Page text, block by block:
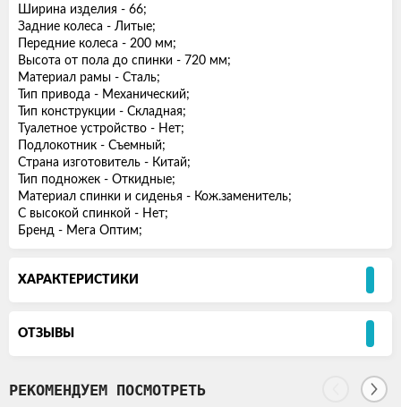
Ширина изделия - 66;
Задние колеса - Литые;
Передние колеса - 200 мм;
Высота от пола до спинки - 720 мм;
Материал рамы - Сталь;
Тип привода - Механический;
Тип конструкции - Складная;
Туалетное устройство - Нет;
Подлокотник - Съемный;
Страна изготовитель - Китай;
Тип подножек - Откидные;
Материал спинки и сиденья - Кож.заменитель;
С высокой спинкой - Нет;
Бренд - Мега Оптим;
ХАРАКТЕРИСТИКИ
ОТЗЫВЫ
РЕКОМЕНДУЕМ ПОСМОТРЕТЬ